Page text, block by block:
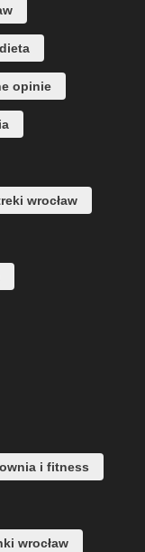
dieta
opinie
wrocław
i fitness
wrocław